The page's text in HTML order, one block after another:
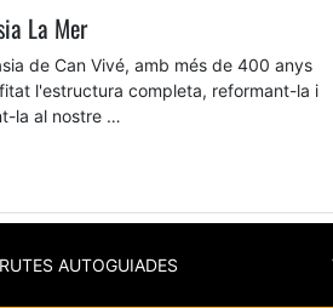
La Mer
de Can Vivé, amb més de 400 anys
l'estructura completa, reformant-la i
la al nostre …
RUTES AUTOGUIADES